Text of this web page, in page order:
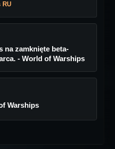
RU
na zamknięte beta-
- World of Warships
Warships